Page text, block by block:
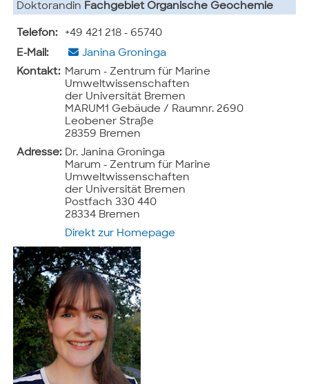
Doktorandin Fachgebiet Organische Geochemie
Telefon:
+49 421 218 - 65740
E-Mail:
Janina Groninga
Kontakt: Marum - Zentrum für Marine
Umweltwissenschaften
der Universität Bremen
MARUM1 Gebäude / Raumnr. 2690
Leobener Straße
28359 Bremen
Adresse: Dr. Janina Groninga
Marum - Zentrum für Marine
Umweltwissenschaften
der Universität Bremen
Postfach 330 440
28334 Bremen
Direkt zur Homepage